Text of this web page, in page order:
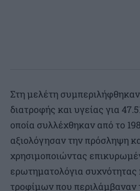
Στη μελέτη
διατροφής και υγείας για
οποία συλλέχθηκαν από το
αξιολόγησαν την πρόσληψη
χρησιμοποιώντας
ερωτηματολόγια
τροφίμων που